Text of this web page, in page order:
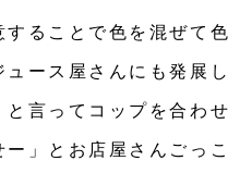
ることで色を混ぜて色
ース屋さんにも発展し
言ってコップを合わせ
」とお店屋さんごっこ